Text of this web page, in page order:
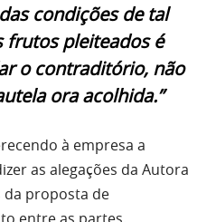
condições de tal
frutos pleiteados é
o contraditório, não
ora acolhida.”
à empresa a
as alegações da Autora
da proposta de